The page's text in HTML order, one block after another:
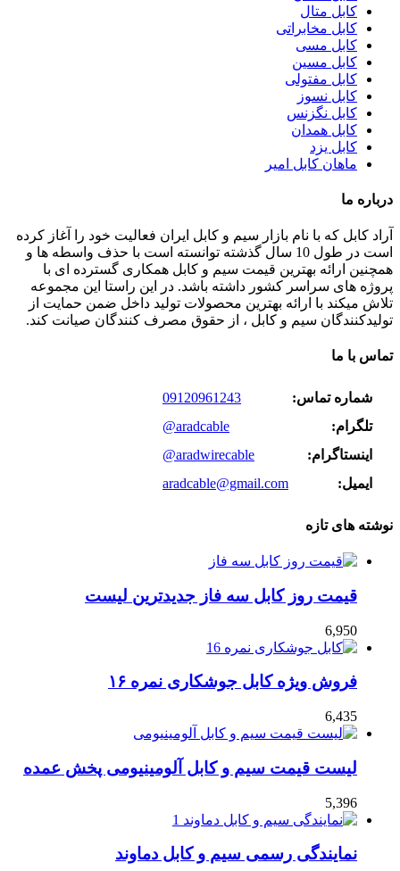
کابل متال
کابل مخابراتی
کابل مسی
کابل مسین
کابل مفتولی
کابل نسوز
کابل نگزنس
کابل همدان
کابل یزد
ماهان کابل امیر
درباره ما
آراد کابل که با نام بازار سیم و کابل ایران فعالیت خود را آغاز کرده
است در طول 10 سال گذشته توانسته است با حذف واسطه ها و
همچنین ارائه بهترین قیمت سیم و کابل همکاری گسترده ای با
پروژه های سراسر کشور داشته باشد. در این راستا این مجموعه
تلاش میکند با ارائه بهترین محصولات تولید داخل ضمن حمایت از
تولیدکنندگان سیم و کابل ، از حقوق مصرف کنندگان صیانت کند.
تماس با ما
شماره تماس:
09120961243
تلگرام:
@aradcable
اینستاگرام:
@aradwirecable
ایمیل:
aradcable@gmail.com
نوشته های تازه
قیمت روز کابل سه فاز جدیدترین لیست
6,950
فروش ویژه کابل جوشکاری نمره ۱۶
6,435
لیست قیمت سیم و کابل آلومینیومی پخش عمده
5,396
نمایندگی رسمی سیم و کابل دماوند